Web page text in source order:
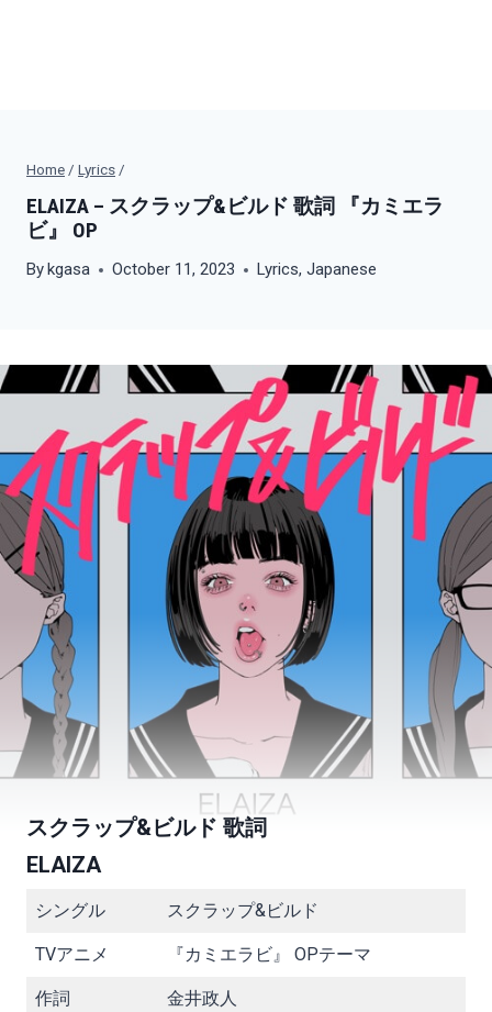
Home / Lyrics /
ELAIZA – スクラップ&ビルド 歌詞 『カミエラ
ビ』 OP
Bykgasa October 11, 2023 Lyrics,Japanese
スクラップ&ビルド 歌詞
ELAIZA
シングル スクラップ&ビルド
TVアニメ 『カミエラビ』 OPテーマ
作詞 金井政人